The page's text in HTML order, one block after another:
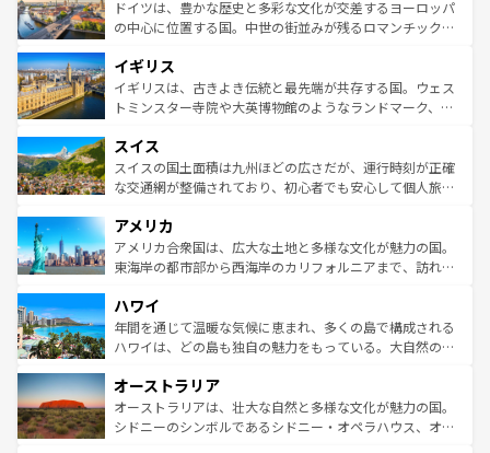
ンテンツ一覧を参照してほしい。
聖堂、美しいビーチ、そして豊かな自然が、訪れる者を心
から魅了する。また、フランスは美食の国としても知ら
いる。シャンパンの発祥地であるランス、プロヴァンスの
香り高いラベンダー畑など、多彩な楽しみ方が可能だ。さ
らに、パリ以外の地域にも魅力が溢れており、どの街角に
れる地方に足を運ぶとそれぞれで全く異なる文化を体験で
きるだろう。 なお、新着のフランス情報はコンテンツ一覧
を参照してほしい。
ドイツは、豊かな歴史と多彩な文化が交差するヨーロッパ
の中心に位置する国。中世の街並みが残るロマンチック街
顔を持つこの国は、どこを歩いても飽きることがない。ベ
ルリンの文化的活気、バイエルン州のアルプスの絶景、そ
してライン川沿いのワイン畑といった風景は必見。ビール
は、お酒好きな人にはぜひ体験してほしい。 なお、新着の
ドイツ情報はコンテンツ一覧を参照してほしい。
イギリス
イギリスは、古きよき伝統と最先端が共存する国。ウェス
トミンスター寺院や大英博物館のようなランドマーク、歴
リアごとに異なる魅力がある。また、優雅なアフタヌーン
ティー、ビール好きにはたまらない英国パブ、サッカー観
戦など、本場だからこそできる体験も豊富。イギリスを旅
ンツ一覧を参照してほしい。
スイス
スイスの国土面積は九州ほどの広さだが、運行時刻が正確
な交通網が整備されており、初心者でも安心して個人旅行
の建物がそのまま残る町や、スイスならではのユニークな
博物館もあり、アルプス観光だけでなく町歩きも満喫する
ことができる。国民の所得が高いため物価も高いが、旅行
ば市内交通費無料で観光を楽しむこともできる。 なお、新
着のスイス情報はコンテンツ一覧 を参照してほしい。
アメリカ
アメリカ合衆国は、広大な土地と多様な文化が魅力の国。
東海岸の都市部から西海岸のカリフォルニアまで、訪れる
のような巨大都市は、観光、ショッピング、エンターテイ
ンメントが詰まった刺激的なスポットだ。一方、アメリカ
西部には大自然が広がり、グランドキャニオンやイエロー
部のニューオーリンズでは、音楽と美食が融合した独特の
文化が魅力。旅行者はアメリカの各地域で異なる魅力を楽
しみながら、その多様性と豊かな歴史を感じることができ
ハワイ
年間を通じて温暖な気候に恵まれ、多くの島で構成される
ハワイは、どの島も独自の魅力をもっている。大自然の神
ワイ島は見逃せない。また、定番の観光地といえばオアフ
島だが、静かな自然を求めるならマウイ島やカウアイ島が
おすすめ。エメラルドグリーンに輝く海をはじめ、豊かな
オーストラリア
オーストラリアは、壮大な自然と多様な文化が魅力の国。
シドニーのシンボルであるシドニー・オペラハウス、オー